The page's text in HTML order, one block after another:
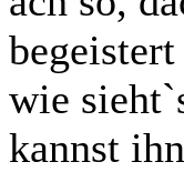
wie
kannst